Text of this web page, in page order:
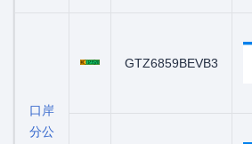
口岸
分公
GTZ6859BEVB3